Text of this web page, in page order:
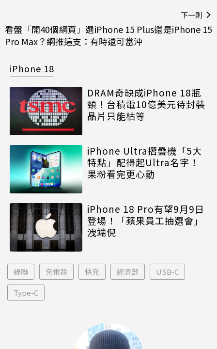
下一則
看盤「開40個網頁」選iPhone 15 Plus還是iPhone 15
Pro Max？網推這支：有時還可當沖
iPhone 18
DRAM奇缺成iPhone 18瓶
頸！台積電10億美元待封裝
晶片只能枯等
iPhone Ultra摺疊機「5大
特點」配得起Ultra名字！
果粉看完更心動
iPhone 18 Pro有望9月9日
登場！「蘋果員工抽選會」
洩端倪
綠聯 充電器 快充 經濟部 USB-C
Type-C